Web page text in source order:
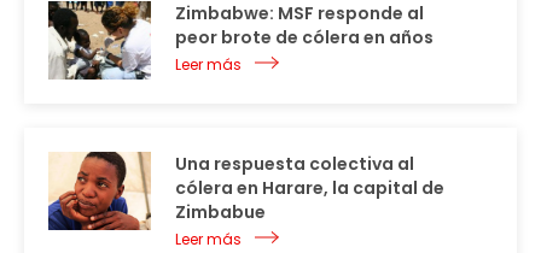
Zimbabwe: MSF responde al
peor brote de cólera en años
Leer más
Una respuesta colectiva al
cólera en Harare, la capital de
Zimbabue
Leer más